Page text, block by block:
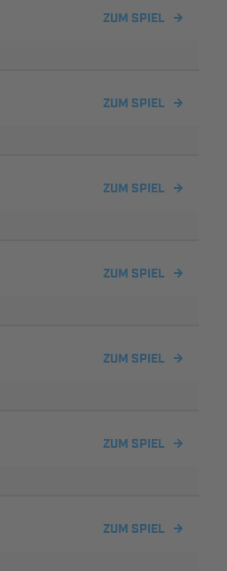
ZUM SPIEL
ZUM SPIEL
ZUM SPIEL
ZUM SPIEL
ZUM SPIEL
ZUM SPIEL
ZUM SPIEL